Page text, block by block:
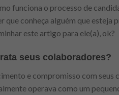
funciona o processo de
conheça alguém que esteja
este artigo para ele(a), ok?
seus colaboradores?
e compromisso com seus
operava como um